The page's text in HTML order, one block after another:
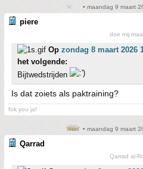
• maandag 9 maart
piere
doe mij
Op zondag 8 maart 2026
het volgende:
Bijtwedstrijden
Is dat zoiets als paktraining?
fok you ja!
• maandag 9 maart
Qarrad
Qarrad al-